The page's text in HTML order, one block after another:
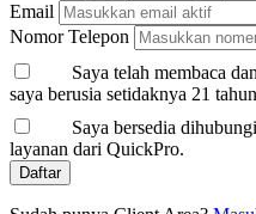
Email
Nomor Telepon
Saya telah membaca
saya berusia setidaknya 21
Saya bersedia
layanan dari QuickPro.
Daftar